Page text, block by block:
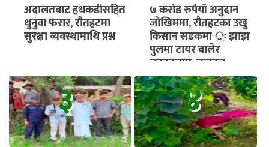
अदालतबाट हथकडीसहित
थुनुवा फरार, रौतहटमा
सुरक्षा व्यवस्थामाथि प्रश्न
७ करोड रुपैयाँ अनुदान
जोखिममा, रौतहटका उखु
किसान सडकमा ः झाझ
पुलमा टायर बालेर
चक्काजाम, तत्काल
भुक्तानी सुनिश्चित गर्न माग
३ ४